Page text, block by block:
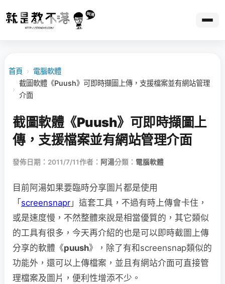
首頁 › 電腦軟體
›
截圖軟體《Puush》可即時擷圖上傳，支援檔案並有網站管理
介面
截圖軟體《Puush》可即時擷圖上
傳，支援檔案並有網站管理介面
發佈日期：2011/7/11作者： 阿湯分類： 電腦軟體
目前阿湯如果要臨時分享圖片都是使用
「 screensnapr 」這套工具，不過有時上傳會卡住，
或是速度慢，不然整體來說是相當優質的，其它類似
的工具有很多，今天再介紹的也是可以即時截圖上傳
分享的軟體《puush》，除了有和screensnap類似的
功能外，還可以上傳檔案，並且有網站介面可直接管
理檔案及圖片，便利性增添不少。